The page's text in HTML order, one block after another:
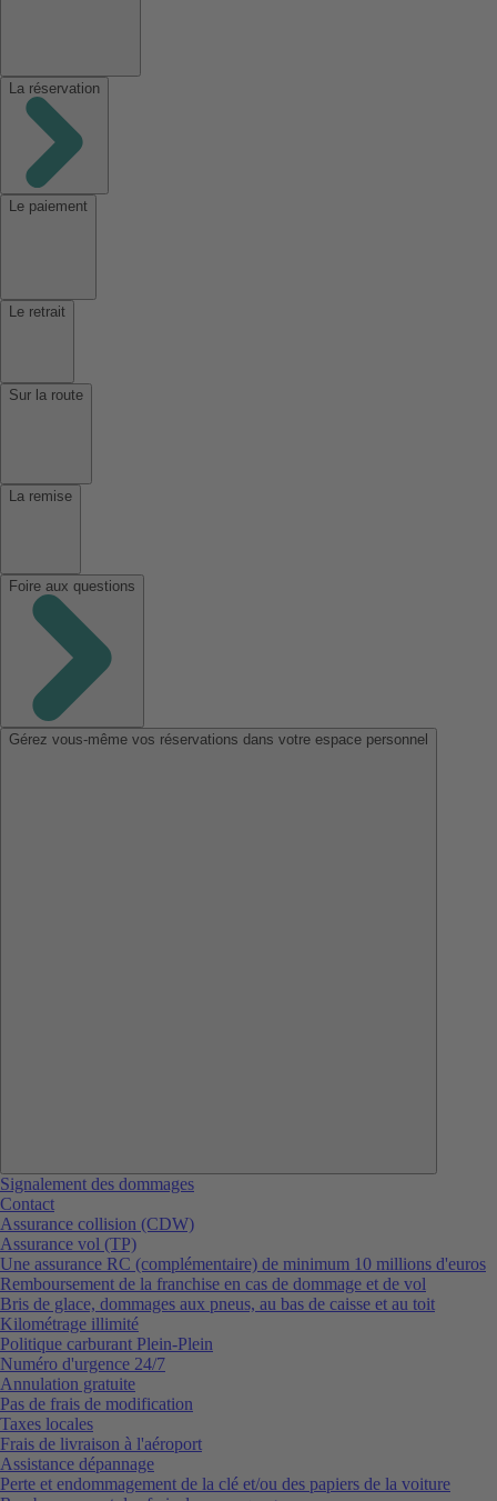
La réservation
Le paiement
Le retrait
Sur la route
La remise
Foire aux questions
Gérez vous-même vos réservations dans votre espace personnel
Signalement des dommages
Contact
Assurance collision (CDW)
Assurance vol (TP)
Une assurance RC (complémentaire) de minimum 10 millions d'euros
Remboursement de la franchise en cas de dommage et de vol
Bris de glace, dommages aux pneus, au bas de caisse et au toit
Kilométrage illimité
Politique carburant Plein-Plein
Numéro d'urgence 24/7
Annulation gratuite
Pas de frais de modification
Taxes locales
Frais de livraison à l'aéroport
Assistance dépannage
Perte et endommagement de la clé et/ou des papiers de la voiture